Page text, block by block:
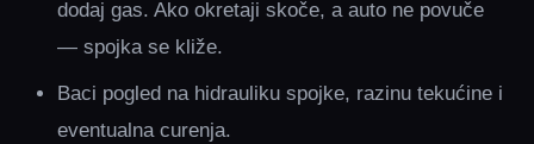
dodaj gas. Ako okretaji skoče, a auto ne povuče
— spojka se kliže.
Baci pogled na hidrauliku spojke, razinu tekućine i
eventualna curenja.